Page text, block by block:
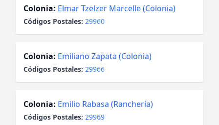
Colonia: Elmar Tzelzer Marcelle (Colonia)
Códigos Postales: 29960
Colonia: Emiliano Zapata (Colonia)
Códigos Postales: 29966
Colonia: Emilio Rabasa (Ranchería)
Códigos Postales: 29969